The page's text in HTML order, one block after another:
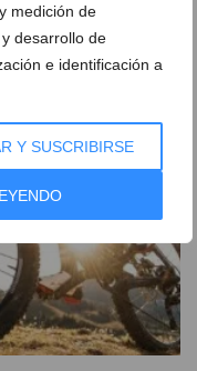
medición de
desarrollo de
e identificación a
Y SUSCRIBIRSE